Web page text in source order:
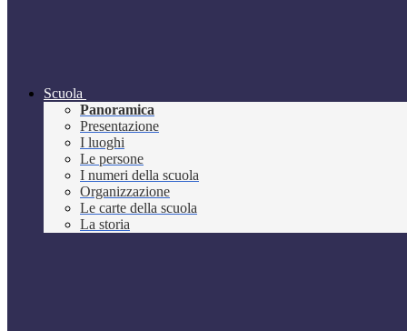
Scuola
Panoramica
Presentazione
I luoghi
Le persone
I numeri della scuola
Organizzazione
Le carte della scuola
La storia